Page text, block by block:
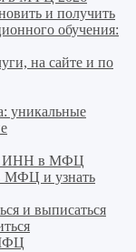
и получить
обучения:
на сайте и по
уникальные
ИНН в МФЦ
МФЦ и узнать
и выписаться